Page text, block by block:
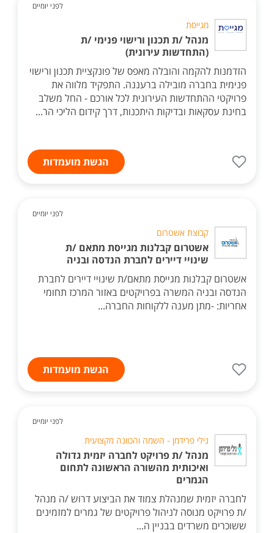
לפני יומיים
מגייסת
מנהל /ת תכנון ורישוי פנימי /ת
(התחדשות עירונית)
הזדמנות להקמה והובלה מאפס של פונקציית תכנון ורישוי
פנימית בחברה מובילה ברעננה. התפקיד מלווה את
פרויקטי ההתחדשות העירונית לכל אורכם - החל משלב
בחינת עסקאות ובדיקות היתכנות, דרך קידום הליכי הר...
הגשת מועמדות
לפני יומיים
קבוצת אשטרום
אשטרום קבלנות מגייסת מתאם /ת
שינויי דיירים לחברת הנדסה ובניה
אשטרום קבלנות מגייסת מתאם/ת שינויי דיירים לחברת
הנדסה ובניה המשרה בפרויקטים באזור המרכז תחומי
אחריות: -מתן מענה ללקוחות החברה...
הגשת מועמדות
לפני יומיים
נילי פרידמן - השמה והכוונה מקצועית
מנהל /ת פרויקט לחברה יזמית גדולה
ואיכותית מהשורה הראשונה לתחום
הגמרים
לחברה יזמית שמנהלת צמוד את הביצוע דרוש /ה מנהל
/ת פרויקט מנוסה לניהול פרויקטים של גמרים למזמינים
ששוכרים משרדים בבניין ה...